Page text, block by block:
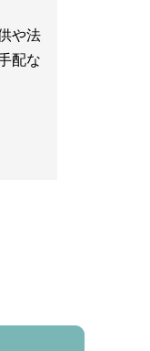
や法
配な